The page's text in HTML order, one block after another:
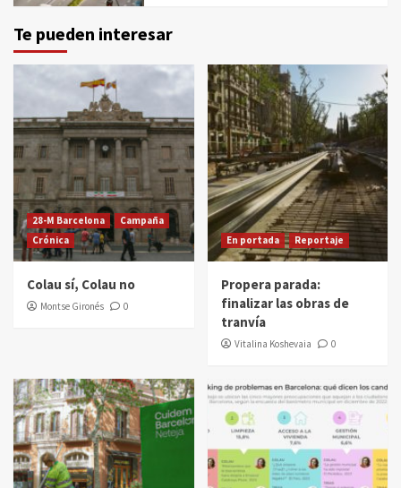
Te pueden interesar
28-M Barcelona
Campaña
Crónica
Colau sí, Colau no
Montse Gironés 0
En portada Reportaje
Propera parada:
finalizar las obras de
tranvía
Vitalina Koshevaia 0